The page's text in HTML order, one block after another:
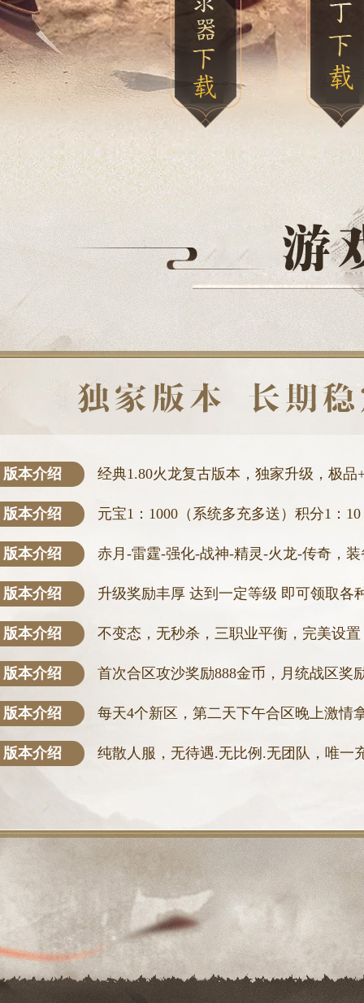
版本介绍 经典1.80火龙复古版本，独家升级，极
版本介绍 元宝1：1000（系统多充多送）积分1：
版本介绍 赤月-雷霆-强化-战神-精灵-火龙-传奇，
版本介绍 升级奖励丰厚 达到一定等级 即可领取各
版本介绍 不变态，无秒杀，三职业平衡，完美设
版本介绍 首次合区攻沙奖励888金币，月统战区奖
版本介绍 每天4个新区，第二天下午合区晚上激情
版本介绍 纯散人服，无待遇.无比例.无团队，唯一